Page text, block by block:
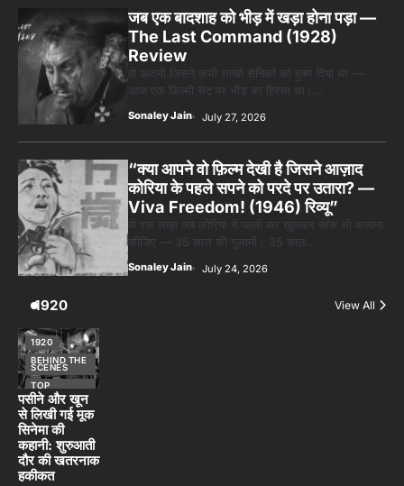
जब एक बादशाह को भीड़ में खड़ा होना पड़ा —
The Last Command (1928)
Review
वो आदमी जिसने कभी लाखों सैनिकों को हुक्म दिया था —
आज एक फ़िल्मी सेट पर भीड़ का हिस्सा था।…
Sonaley Jain July 27, 2026
“क्या आपने वो फ़िल्म देखी है जिसने आज़ाद
कोरिया के पहले सपने को परदे पर उतारा? —
Viva Freedom! (1946) रिव्यू”
वो एक लम्हा जब कोरिया ने पहली बार खुलकर सांस ली कल्पना
कीजिए — 35 साल की गुलामी। 35 साल…
Sonaley Jain July 24, 2026
1920 View All
1920
BEHIND THE
SCENES
TOP
STORIES
पसीने और खून
से लिखी गई मूक
सिनेमा की
कहानी: शुरुआती
दौर की खतरनाक
हकीकत